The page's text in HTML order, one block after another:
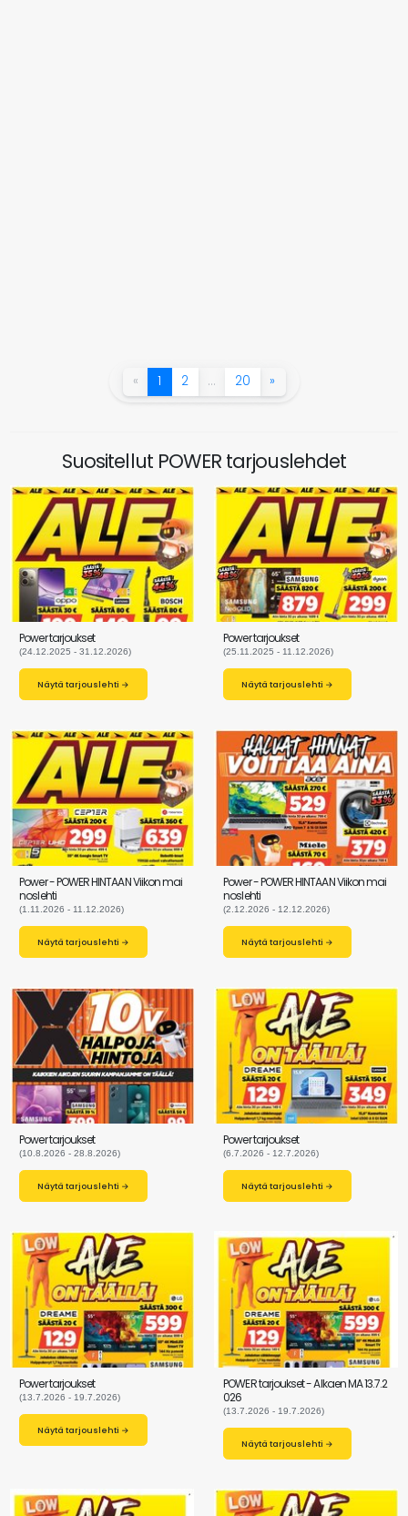
« 1 2 … 20 »
Suositellut POWER tarjouslehdet
Power tarjoukset
(24.12.2025 - 31.12.2026)
Näytä tarjouslehti →
Power tarjoukset
(25.11.2025 - 11.12.2026)
Näytä tarjouslehti →
Power - POWER HINTAAN Viikon mai
noslehti
(1.11.2026 - 11.12.2026)
Näytä tarjouslehti →
Power - POWER HINTAAN Viikon mai
noslehti
(2.12.2026 - 12.12.2026)
Näytä tarjouslehti →
Power tarjoukset
(10.8.2026 - 28.8.2026)
Näytä tarjouslehti →
Power tarjoukset
(6.7.2026 - 12.7.2026)
Näytä tarjouslehti →
Power tarjoukset
(13.7.2026 - 19.7.2026)
Näytä tarjouslehti →
POWER tarjoukset - Alkaen MA 13.7.2
026
(13.7.2026 - 19.7.2026)
Näytä tarjouslehti →